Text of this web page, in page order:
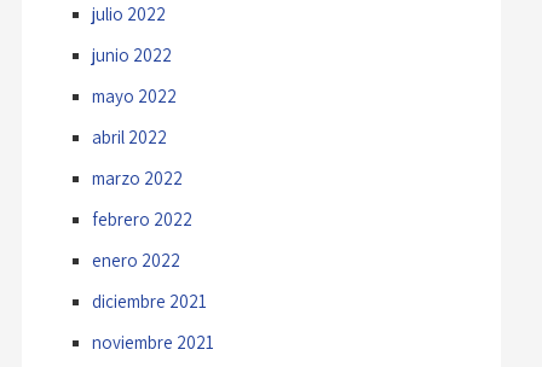
julio 2022
junio 2022
mayo 2022
abril 2022
marzo 2022
febrero 2022
enero 2022
diciembre 2021
noviembre 2021